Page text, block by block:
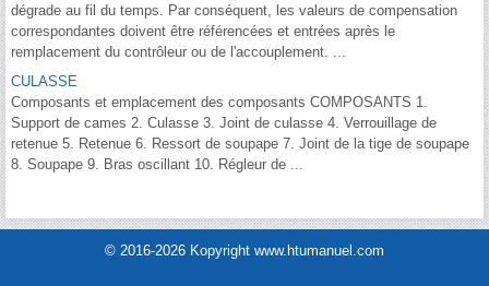
dégrade au fil du temps. Par conséquent, les valeurs de compensation
correspondantes doivent être référencées et entrées après le
remplacement du contrôleur ou de l'accouplement. ...
CULASSE
Composants et emplacement des composants COMPOSANTS 1.
Support de cames 2. Culasse 3. Joint de culasse 4. Verrouillage de
retenue 5. Retenue 6. Ressort de soupape 7. Joint de la tige de soupape
8. Soupape 9. Bras oscillant 10. Régleur de ...
© 2016-2026 Kopyright www.htumanuel.com